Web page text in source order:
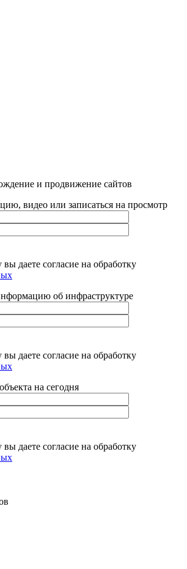
и продвижение сайтов
видео или записаться на просмотр
даете согласие на обработку
об инфраструктуре
даете согласие на обработку
на сегодня
даете согласие на обработку